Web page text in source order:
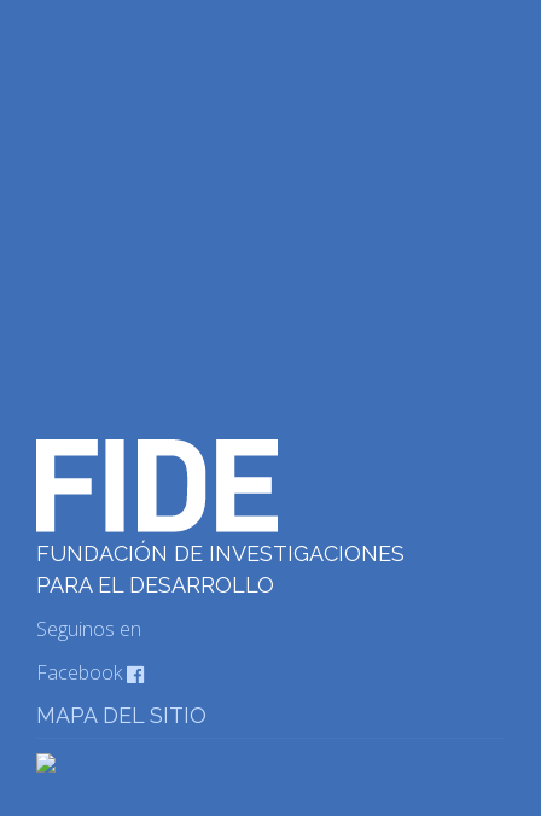
FUNDACIÓN DE INVESTIGACIONES
PARA EL DESARROLLO
Seguinos en
Facebook
MAPA DEL SITIO